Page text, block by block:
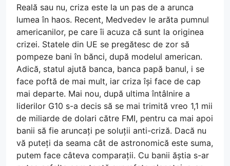
Reală sau nu, criza este la un pas de a arunca
lumea în haos. Recent, Medvedev le arăta pumnul
americanilor, pe care îi acuza că sunt la originea
crizei. Statele din UE se pregătesc de zor să
pompeze bani în bănci, după modelul american.
Adică, statul ajută banca, banca papă banul, i se
face poftă de mai mult, iar criza își face de cap
mai departe. Mai nou, după ultima întâlnire a
liderilor G10 s-a decis să se mai trimită vreo 1,1 mii
de miliarde de dolari către FMI, pentru ca mai apoi
banii să fie aruncați pe soluții anti-criză. Dacă nu
vă puteți da seama cât de astronomică este suma,
putem face câteva comparații. Cu banii ăștia s-ar